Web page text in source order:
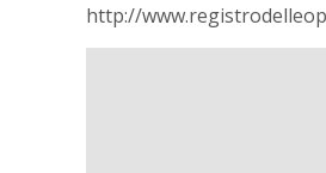
http://